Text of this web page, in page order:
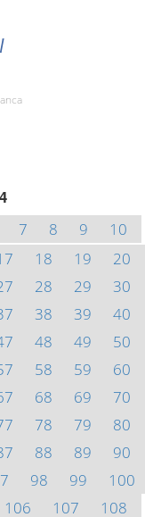
7 8 9
10
18 19
20
28 29
30
38 39
40
48 49
50
58 59
60
68 69
70
78 79
80
88 89
90
98 99
100
106 107
108